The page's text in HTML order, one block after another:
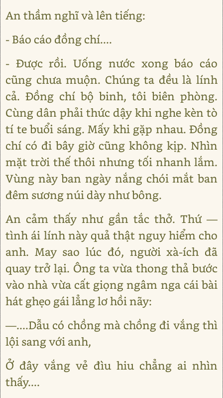
An thầm nghĩ và lên tiếng:
- Báo cáo đồng chí....
- Được rồi. Uống nước xong báo cáo
cũng chưa muộn. Chúng ta đều là lính
cả. Đồng chí bộ binh, tôi biên phòng.
Cùng dân phải thức dậy khi nghe kèn tò
tí te buổi sáng. Mấy khi gặp nhau. Đồng
chí có đi bây giờ cũng không kịp. Nhìn
mặt trời thế thôi nhưng tối nhanh lắm.
Vùng này ban ngày nắng chói mắt ban
đêm sương núi dày như bông.
An cảm thấy như gần tắc thở. Thứ ―
tình ái lính này quả thật nguy hiểm cho
anh. May sao lúc đó, người xà-ích đã
quay trở lại. Ông ta vừa thong thả bước
vào nhà vừa cất giọng ngâm nga cái bài
hát ghẹo gái lẳng lơ hồi nãy:
―....Dẫu có chồng mà chồng đi vắng thì
lội sang với anh,
Ở đây vắng vẻ đìu hiu chẳng ai nhìn
thấy....